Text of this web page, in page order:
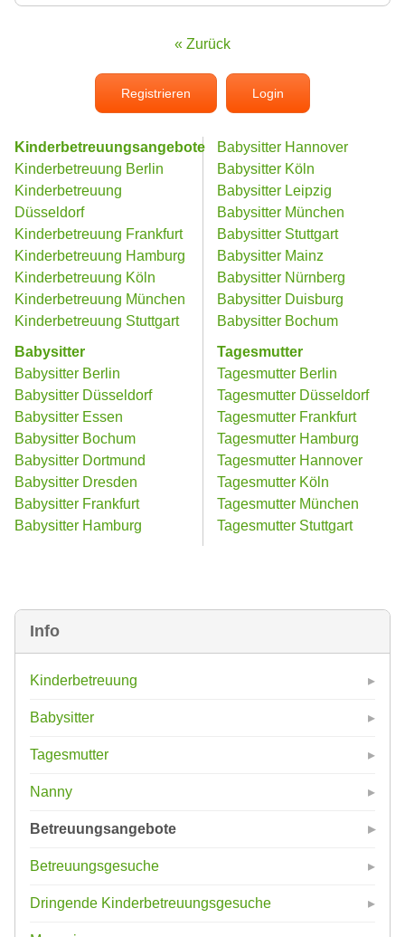
Info
Kinderbetreuung
Babysitter
Tagesmutter
Nanny
Betreuungsangebote
Betreuungsgesuche
Dringende Kinderbetreuungsgesuche
« Zurück
Registrieren Login
Kinderbetreuungsangebote
Kinderbetreuung Berlin
Kinderbetreuung
Düsseldorf
Kinderbetreuung Frankfurt
Kinderbetreuung Hamburg
Kinderbetreuung Köln
Kinderbetreuung München
Kinderbetreuung Stuttgart
Babysitter
Babysitter Berlin
Babysitter Düsseldorf
Babysitter Essen
Babysitter Bochum
Babysitter Dortmund
Babysitter Dresden
Babysitter Frankfurt
Babysitter Hamburg
Babysitter Hannover
Babysitter Köln
Babysitter Leipzig
Babysitter München
Babysitter Stuttgart
Babysitter Mainz
Babysitter Nürnberg
Babysitter Duisburg
Babysitter Bochum
Tagesmutter
Tagesmutter Berlin
Tagesmutter Düsseldorf
Tagesmutter Frankfurt
Tagesmutter Hamburg
Tagesmutter Hannover
Tagesmutter Köln
Tagesmutter München
Tagesmutter Stuttgart